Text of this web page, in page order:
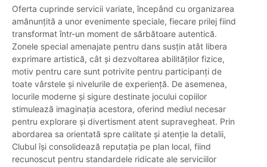
Oferta cuprinde servicii variate, începând cu organizarea
amănunțită a unor evenimente speciale, fiecare prilej fiind
transformat într-un moment de sărbătoare autentică.
Zonele special amenajate pentru dans susțin atât libera
exprimare artistică, cât și dezvoltarea abilităților fizice,
motiv pentru care sunt potrivite pentru participanți de
toate vârstele și nivelurile de experiență. De asemenea,
locurile moderne și sigure destinate jocului copiilor
stimulează imaginația acestora, oferind mediul necesar
pentru explorare și divertisment atent supravegheat. Prin
abordarea sa orientată spre calitate și atenție la detalii,
Clubul își consolidează reputația pe plan local, fiind
recunoscut pentru standardele ridicate ale serviciilor